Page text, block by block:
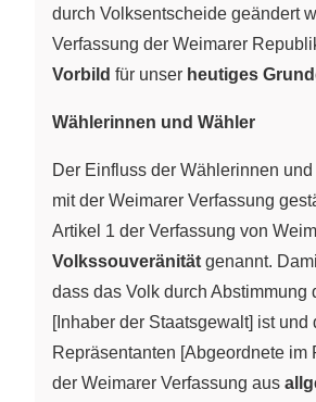
durch Volksentscheide geändert
Verfassung der Weimarer
Vorbild für unser heutiges
Wählerinnen und Wähler
Der Einfluss der Wählerinnen
mit der Weimarer Verfassung
Artikel 1 der Verfassung von
Volkssouveränität genannt.
dass das Volk durch Abstimmung
[Inhaber der Staatsgewalt] ist und
Repräsentanten [Abgeordnete im
der Weimarer Verfassung aus